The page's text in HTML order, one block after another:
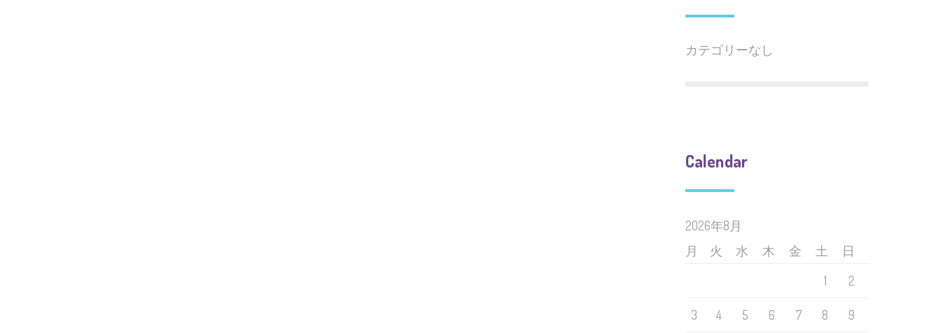
カテゴリーなし
Calendar
2026年8月
月
火 水 木 金 土
日
1
2
3 4 5 6 7 8 9